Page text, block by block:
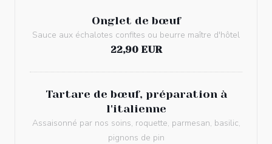
Onglet de bœuf
Sauce aux échalotes confites ou beurre maître d'hôtel
22,90 EUR
Tartare de bœuf, préparation à
l'italienne
Assaisonné par nos soins, roquette, parmesan, basilic,
pignons de pin